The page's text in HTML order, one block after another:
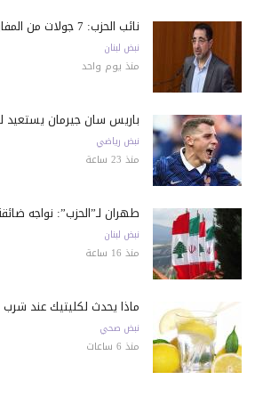
نائب الحزب: 7 جولات من المفاوضات لم تقدم شيئًا للبنان
نبض لبنان
منذ يوم واحد
باريس سان جيرمان
نبض رياضي
منذ 23 ساعة
طهران لـ”الحزب”: نواجه
نبض لبنان
منذ 16 ساعة
ماذا يحدث لكليتيك عند شرب
نبض صحي
منذ 6 ساعات